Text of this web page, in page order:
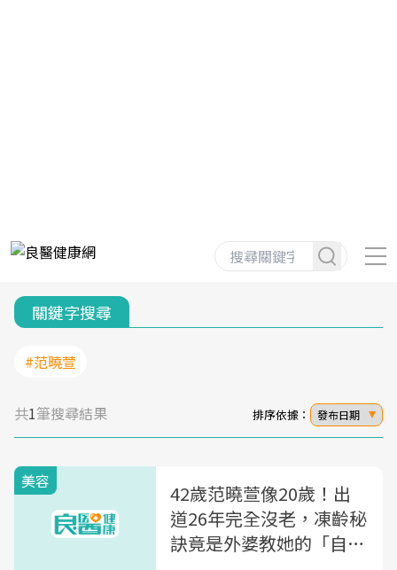
關鍵字搜尋
#范曉萱
共1筆搜尋結果 排序依據： 發布日期
美容
42歲范曉萱像20歲！出
道26年完全沒老，凍齡秘
訣竟是外婆教她的「自製